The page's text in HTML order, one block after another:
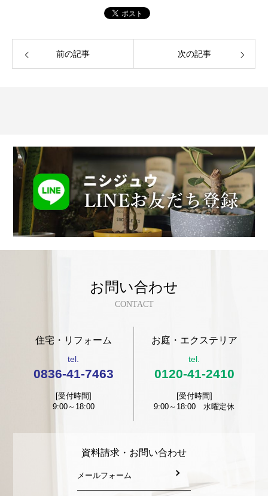
前の記事 次の記事
お問い合わせ
CONTACT
住宅・リフォーム
tel.
0836-41-7463
[受付時間]
9:00～18:00
お庭・エクステリア
tel.
0120-41-2410
[受付時間]
9:00～18:00 水曜定休
資料請求・お問い合わせ
メールフォーム